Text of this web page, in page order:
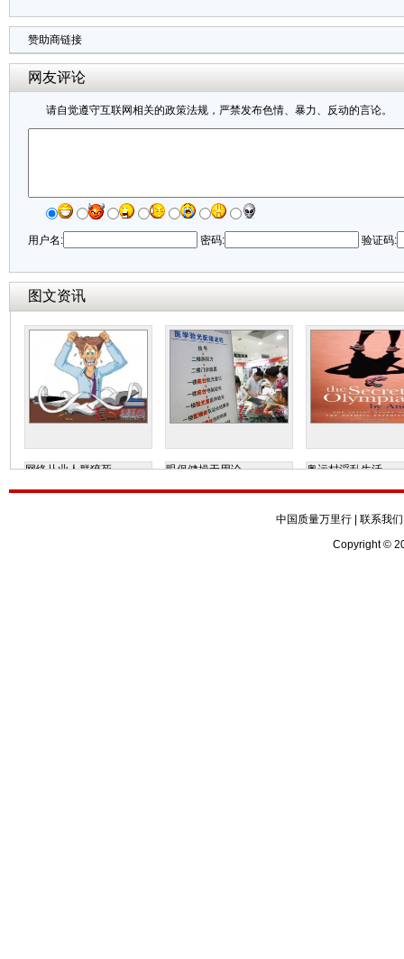
赞助商链接
网友评论
请自觉遵守互联网相关的政策法规，严禁发布色情、暴力、反动的言论。
用户名: 密码: 验证码:
图文资讯
网络从业人群猝死 眼保健操无用论 奥运村淫乱生活
中国质量万里行| 联系我们
Copyright ©